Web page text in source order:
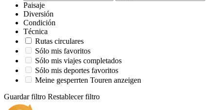
Paisaje
Diversión
Condición
Técnica
Rutas circulares
Sólo mis favoritos
Sólo mis viajes completados
Sólo mis deportes favoritos
Meine gesperrten Touren anzeigen
Guardar filtro Restablecer filtro